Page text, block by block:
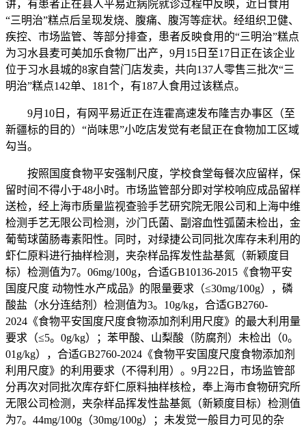
讲，有患者正在县人平易近病院就诊过程中反映，近日食用
“三明治”糕点后呈现发烧、腹痛、腹泻等症状。经组织卫健、
疾控、市场监管、等部分排查，患者反映食用的“三明治”糕点
为习水县麦可美加乐食物厂出产，9月15日至17日正在该企业
位于习水县城的8家自营门店发卖，共向137人零售三批次“三
明治”糕点142单、181个，有187人食用过该糕点。
9月10日，有网平易近正在连霍高速发布隆吉办事区（至
新疆标的目的）“尚味思”小吃店发觉有老鼠正在食物加工区域
勾当。
按照国度食物平安强制尺度，学校食堂每餐次应留样，保
留时间不得小于48小时。市场监管部分即对学校响应成品留样
送检，经上海市质量监视查验手艺研究院无限公司和上海中维
检测手艺无限公司检测，沙门氏菌、副溶血性弧菌未检出，金
葡萄球菌肠毒素阳性。同时，对绿捷公司同批次库存未利用的
虾仁原料进行抽样检测，夹杂样品挥发性盐基氮（新颖度目
标）检测值为7。06mg/100g，合适GB10136-2015《食物平安
国度尺度 动物性水产成品》的限量要求（≤30mg/100g），磷
酸盐（水分连结剂）检测值为3。10g/kg，合适GB2760-
2024《食物平安国度尺度食物添加剂利用尺度》的最大利用量
要求（≤5。0g/kg）；苯甲酸、山梨酸（防腐剂）未检出（0。
01g/kg），合适GB2760-2024《食物平安国度尺度食物添加剂
利用尺度》的利用要求（不得利用）。9月22日，市场监管部
分再次对同批次库存虾仁原料抽样核检，奉上海市食物研究所
无限公司检测，夹杂样品挥发性盐基氮（新颖度目标）检测值
为7。44mg/100g（30mg/100g）；未发觉一般目力可见的杂